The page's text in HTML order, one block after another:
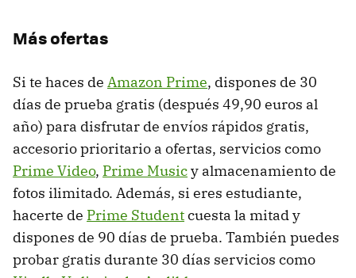
Más ofertas
Si te haces de Amazon Prime, dispones de 30
días de prueba gratis (después 49,90 euros al
año) para disfrutar de envíos rápidos gratis,
accesorio prioritario a ofertas, servicios como
Prime Video, Prime Musicy almacenamiento de
fotos ilimitado. Además, si eres estudiante,
hacerte de Prime Studentcuesta la mitad y
dispones de 90 días de prueba. También puedes
probar gratis durante 30 días servicios como